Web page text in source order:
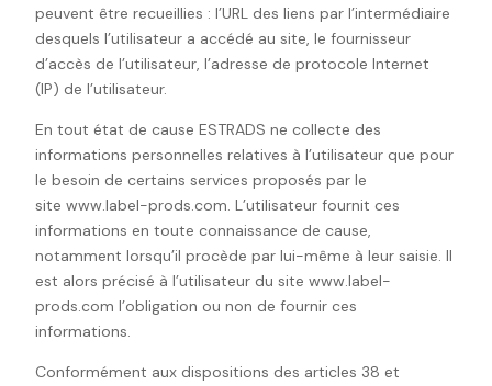
peuvent être recueillies : l’URL des liens par l’intermédiaire
desquels l’utilisateur a accédé au site, le fournisseur
d’accès de l’utilisateur, l’adresse de protocole Internet
(IP) de l’utilisateur.
En tout état de cause ESTRADS ne collecte des
informations personnelles relatives à l’utilisateur que pour
le besoin de certains services proposés par le
site www.label-prods.com. L’utilisateur fournit ces
informations en toute connaissance de cause,
notamment lorsqu’il procède par lui-même à leur saisie. Il
est alors précisé à l’utilisateur du site www.label-
prods.com l’obligation ou non de fournir ces
informations.
Conformément aux dispositions des articles 38 et